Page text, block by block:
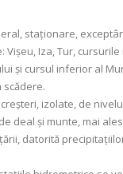
staționare,
Vișeu, Iza, Tur,
și cursul inferior al
scădere.
izolate, de
deal și munte, mai
datorită